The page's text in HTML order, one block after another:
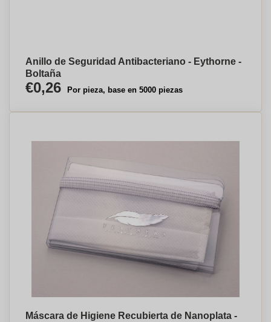
Anillo de Seguridad Antibacteriano - Eythorne -
Boltaña
€0,26 Por pieza, base en 5000 piezas
Máscara de Higiene Recubierta de Nanoplata -